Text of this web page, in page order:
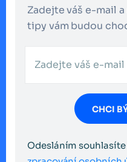
Zadejte váš e-mail
tipy vám budou
CHCI
Odesláním